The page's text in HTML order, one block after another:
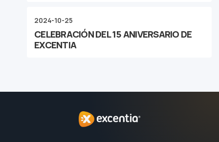
2024-10-25
CELEBRACIÓN DEL 15 ANIVERSARIO DE
EXCENTIA